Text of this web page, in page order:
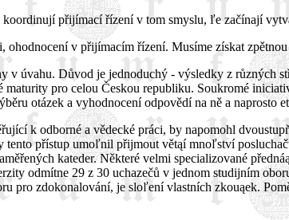
přijímací řízení v tom smyslu, ľe začínají
ohodnocení v přijímacím řízení. Musíme získat
úvahu. Důvod je jednoduchý - výsledky z různých
pro celou Českou republiku. Soukromé
otázek a vyhodnocení odpovědí na ně a naprosto
k odborné a vědecké práci, by napomohl
tento přístup umoľnil přijmout větąí mnoľství
kateder. Některé velmi specializované
odmítne 29 z 30 uchazečů v jednom studijním
pro zdokonalování, je sloľení vlastních zkouąek.